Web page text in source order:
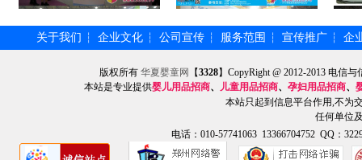
关于我们 ┆ 企业文化 ┆ 公司宣传 ┆ 服务范围 ┆ 宣传推广 ┆ 企
版权所有华夏婴童网 【3328】CopyRight @ 2012-2013 电信
本站是专业提供婴儿用品招商、 儿童用品招商、 孕妇用品招商、
本站只起到信息平台作用,不为
任何单位
电话：010-57741063 13366704752 QQ：